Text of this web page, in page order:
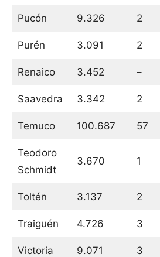
Pucón 9.326 2
Purén 3.091 2
Renaico 3.452 –
Saavedra 3.342 2
Temuco 100.687 57
Teodoro
Schmidt
3.670 1
Toltén 3.137 2
Traiguén 4.726 3
Victoria 9.071 3